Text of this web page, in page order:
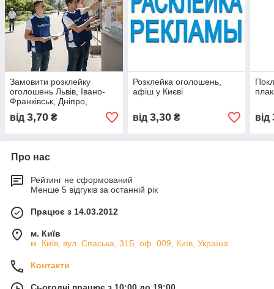
Замовити розклейку
оголошень Львів, Івано-
Франківськ, Дніпро,
Одеса, Харьків, Київ
від 3,70 ₴
Розклейка оголошень,
афіш у Києві
від 3,30₴ від
Про нас
Рейтинг не сформований
Менше 5 відгуків за останній рік
Працює з 14.03.2012
м. Київ
м. Київ, вул. Спаська, 31Б, оф. 009, Київ, Україна
Контакти